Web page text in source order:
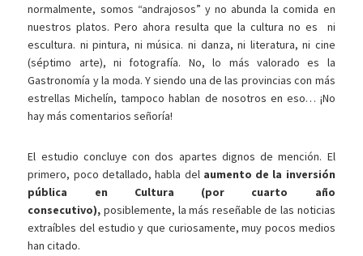
normalmente, somos “andrajosos” y no abunda la comida en
nuestros platos. Pero ahora resulta que la cultura no es ni
escultura. ni pintura, ni música. ni danza, ni literatura, ni cine
(séptimo arte), ni fotografía. No, lo más valorado es la
Gastronomía y la moda. Y siendo una de las provincias con más
estrellas Michelín, tampoco hablan de nosotros en eso… ¡No
hay más comentarios señoría!
El estudio concluye con dos apartes dignos de mención. El
primero, poco detallado, habla del aumento de la inversión
pública en Cultura (por cuarto año
consecutivo), posiblemente, la más reseñable de las noticias
extraíbles del estudio y que curiosamente, muy pocos medios
han citado.